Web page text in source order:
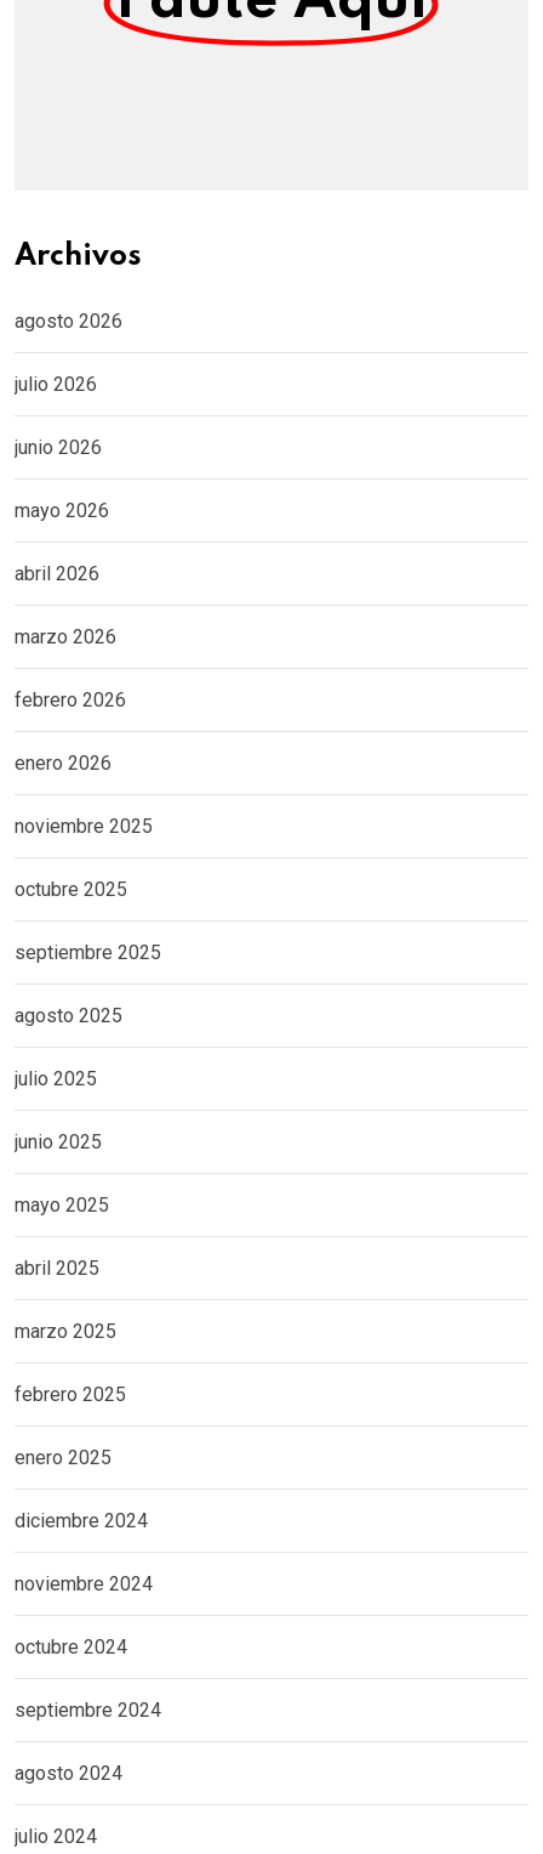
Archivos
agosto 2026
julio 2026
junio 2026
mayo 2026
abril 2026
marzo 2026
febrero 2026
enero 2026
noviembre 2025
octubre 2025
septiembre 2025
agosto 2025
julio 2025
junio 2025
mayo 2025
abril 2025
marzo 2025
febrero 2025
enero 2025
diciembre 2024
noviembre 2024
octubre 2024
septiembre 2024
agosto 2024
julio 2024